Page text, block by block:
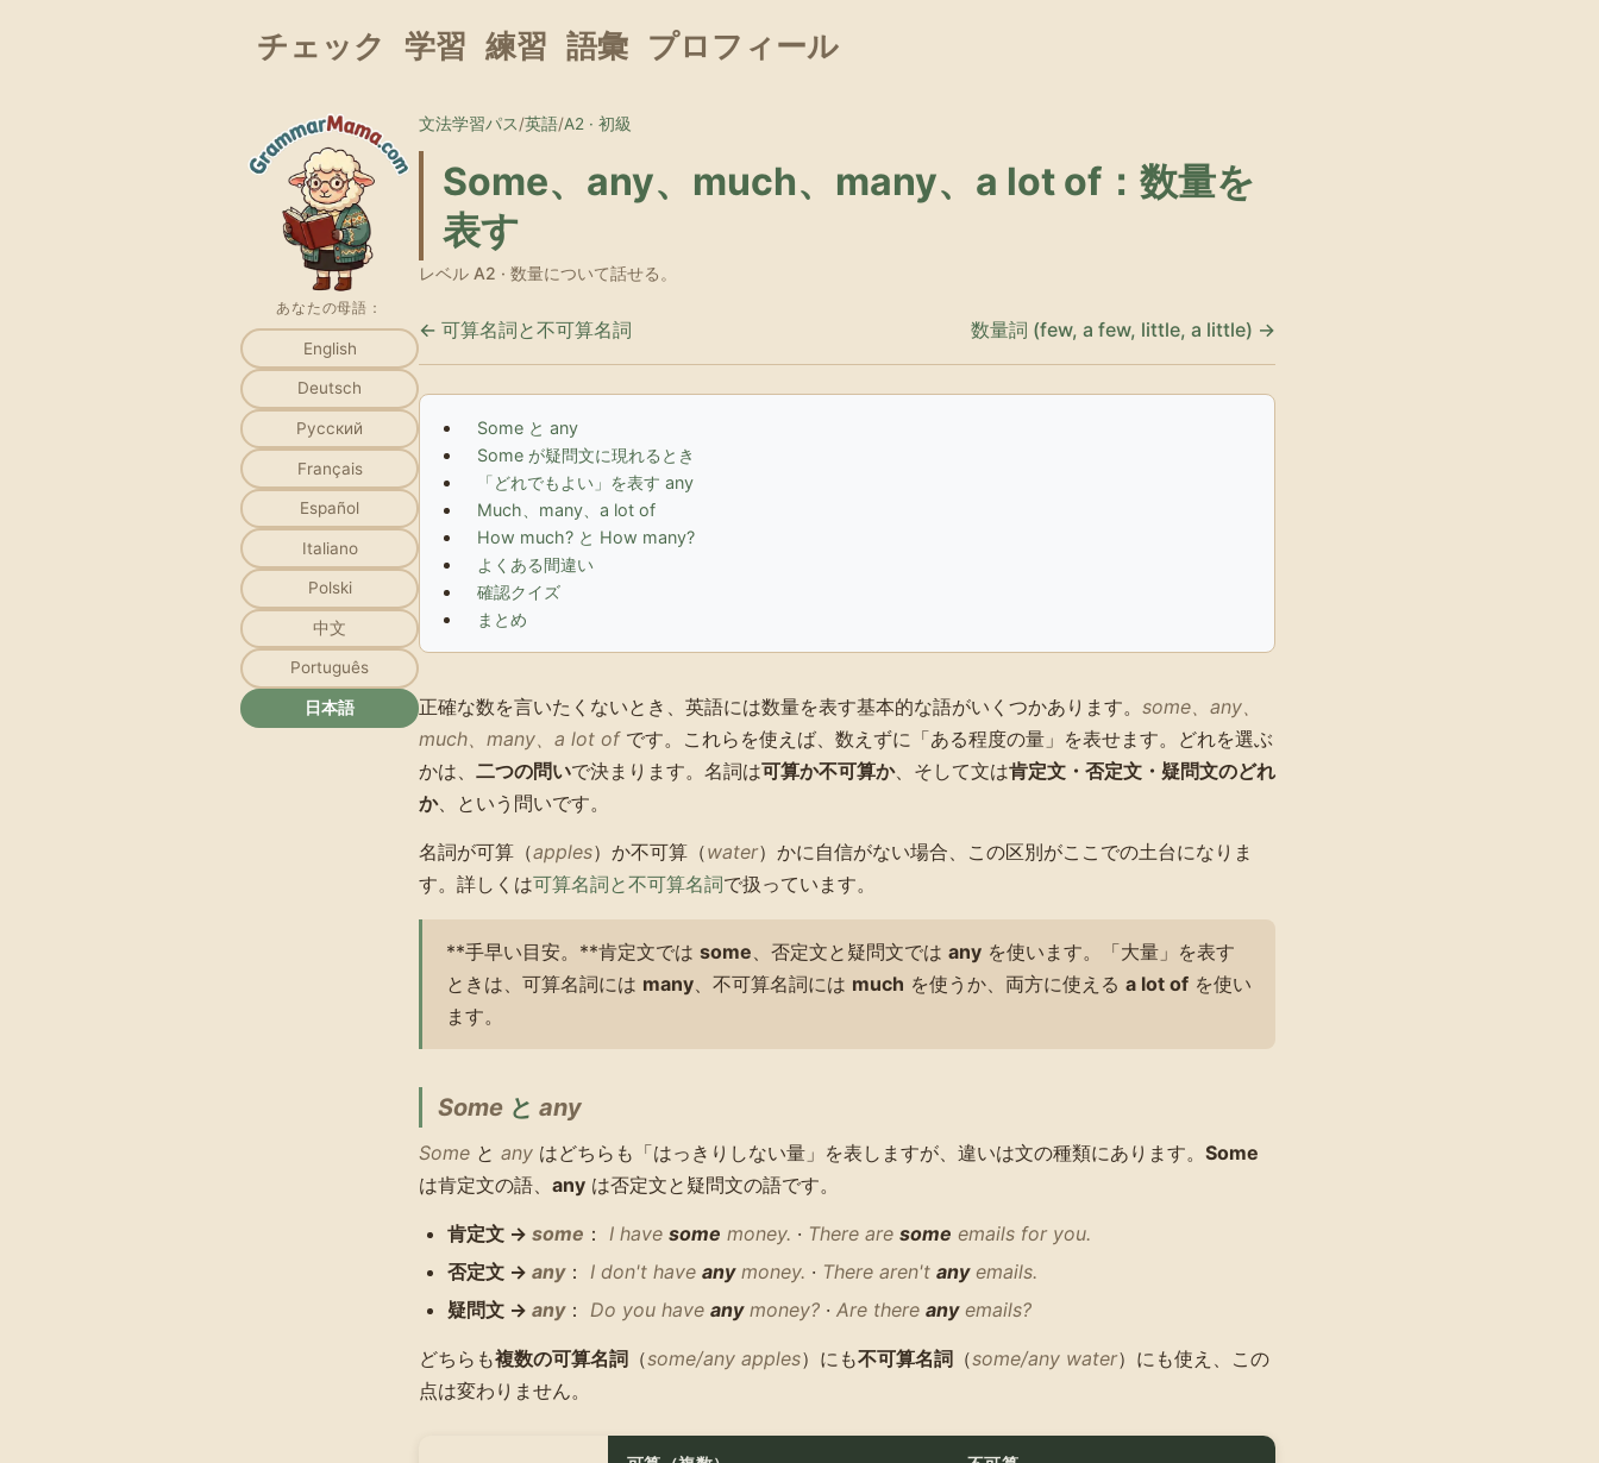
チェック 学習 練習 語彙 プロフィール
あなたの母語：
English
Deutsch
Русский
Français
Español
Italiano
Polski
中文
Português
日本語
文法学習パス/英語/A2 · 初級
Some、any、much、many、a lot of：数量を
表す
レベル A2 · 数量について話せる。
← 可算名詞と不可算名詞 数量詞 (few, a few, little, a little) →
Some と any
Some が疑問文に現れるとき
「どれでもよい」を表す any
Much、many、a lot of
How much? と How many?
よくある間違い
確認クイズ
まとめ
正確な数を言いたくないとき、英語には数量を表す基本的な語がいくつかあります。 some、any、
much、many、a lot ofです。これらを使えば、数えずに「ある程度の量」を表せます。どれを選ぶ
かは、 二つの問いで決まります。名詞は可算か不可算か、そして文は肯定文・否定文・疑問文のどれ
か、という問いです。
名詞が可算（apples）か不可算（water）かに自信がない場合、この区別がここでの土台になりま
す。詳しくは可算名詞と不可算名詞で扱っています。
**手早い目安。**肯定文では some 、否定文と疑問文では any を使います。「大量」を表す
ときは、可算名詞には many 、不可算名詞には much を使うか、両方に使える a lot of を使い
ます。
Someと any
Some と any はどちらも「はっきりしない量」を表しますが、違いは文の種類にあります。 Some
は肯定文の語、 any は否定文と疑問文の語です。
肯定文 → some ： I have some money. · There are some emails for you.
否定文 → any： I don't have anymoney. · There aren't anyemails.
疑問文 → any： Do you have anymoney? · Are there anyemails?
どちらも複数の可算名詞 （some/any apples）にも不可算名詞 （some/any water）にも使え、この
点は変わりません。